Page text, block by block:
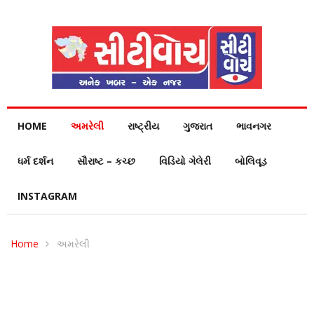
HOME અમરેલી રાષ્ટ્રીય ગુજરાત ભાવનગર
ધર્મ દર્શન સૌરાષ્ટ – કચ્છ વિડિયો ગેલેરી બોલિવૂડ
INSTAGRAM
Home અમરેલી